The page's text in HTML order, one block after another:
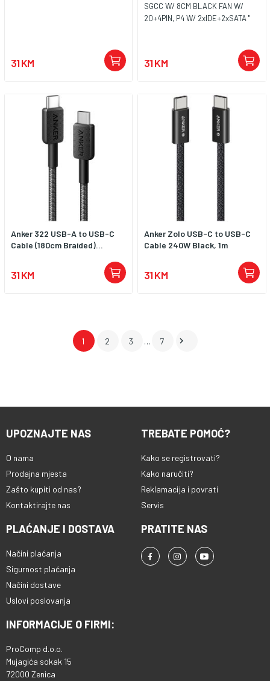
31 KM
SGCC W/ 8CM BLACK FAN W/
20+4PIN, P4 W/ 2xIDE+2xSATA "
31 KM
Anker 322 USB-A to USB-C
Cable (180cm Braided)...
31 KM
Anker Zolo USB-C to USB-C
Cable 240W Black, 1m
31 KM
1 2 3 … 7 
UPOZNAJTE NAS
O nama
Prodajna mjesta
Zašto kupiti od nas?
Kontaktirajte nas
TREBATE POMOĆ?
Kako se registrovati?
Kako naručiti?
Reklamacija i povrati
Servis
PLAĆANJE I DOSTAVA
Načini plaćanja
Sigurnost plaćanja
Načini dostave
Uslovi poslovanja
PRATITE NAS
INFORMACIJE O FIRMI:
ProComp d.o.o.
Mujagića sokak 15
72000 Zenica